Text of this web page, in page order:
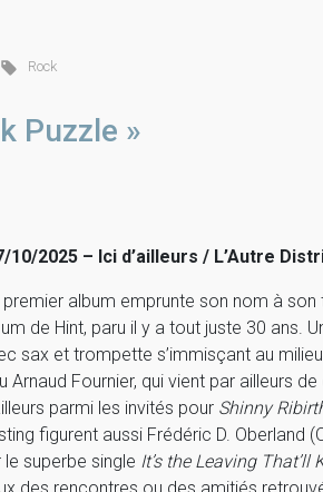
Rock
Puzzle »
10/2025 – Ici d’ailleurs / L’Autre
premier album emprunte son nom à son
de Hint, paru il y a tout juste 30 ans.
sax et trompette s’immisçant au
Arnaud Fournier, qui vient par ailleurs
parmi les invités pour Shinny
figurent aussi Frédéric D. Oberland
le superbe single It’s the Leaving That’ll
des rencontres ou des amitiés